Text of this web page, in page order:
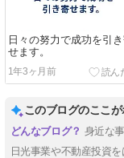
日々の努力で成功を引
せます。
1年3ヶ月前
このブログのここ
身近な
日光事業や不動産投資